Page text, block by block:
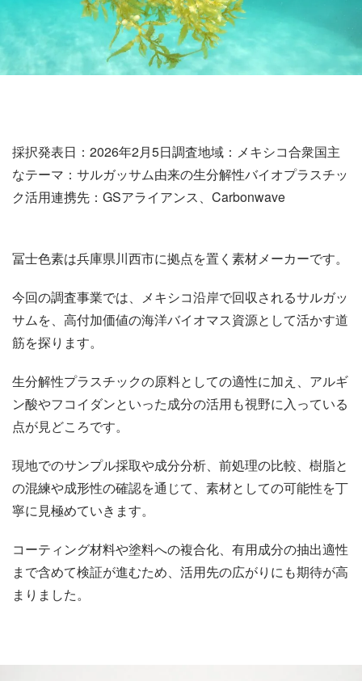
採択発表日：2026年2月5日調査地域：メキシコ合衆国主
なテーマ：サルガッサム由来の生分解性バイオプラスチッ
ク活用連携先：GSアライアンス、Carbonwave
冨士色素は兵庫県川西市に拠点を置く素材メーカーです。
今回の調査事業では、メキシコ沿岸で回収されるサルガッ
サムを、高付加価値の海洋バイオマス資源として活かす道
筋を探ります。
生分解性プラスチックの原料としての適性に加え、アルギ
ン酸やフコイダンといった成分の活用も視野に入っている
点が見どころです。
現地でのサンプル採取や成分分析、前処理の比較、樹脂と
の混練や成形性の確認を通じて、素材としての可能性を丁
寧に見極めていきます。
コーティング材料や塗料への複合化、有用成分の抽出適性
まで含めて検証が進むため、活用先の広がりにも期待が高
まりました。